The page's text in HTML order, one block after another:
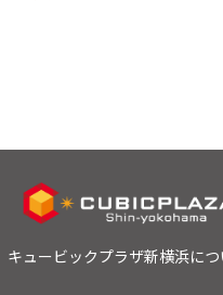
キュービックプラザ新横浜につ